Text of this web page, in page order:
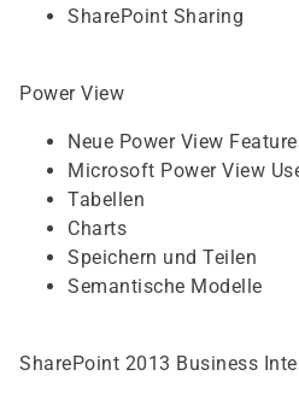
SharePoint Sharing
Power View
Neue Power View
Microsoft Power View
Tabellen
Charts
Speichern und Teilen
Semantische Modelle
SharePoint 2013 Business